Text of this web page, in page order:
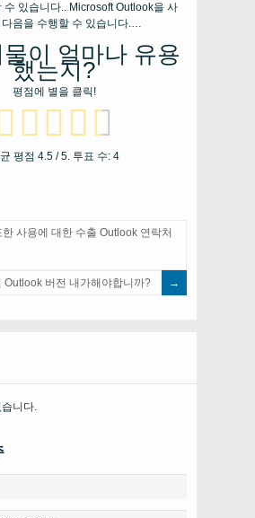
수 있습니다.. Microsoft Outlook을 사
다음을 수행할 수 있습니다.…
이 얼마나 유용
했는지?
평점에 별을 클릭!
평점 4.5/ 5. 투표 수: 4
한 사용에 대한 수출 Outlook 연락처
Outlook 버전 내가해야합니까?
니다.